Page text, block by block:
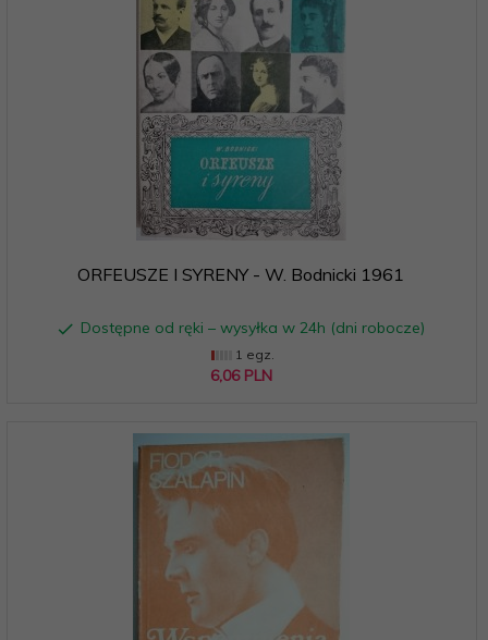
ORFEUSZE I SYRENY - W. Bodnicki 1961
Dostępne od ręki – wysyłka w 24h (dni robocze)
1 egz.
6,06 PLN